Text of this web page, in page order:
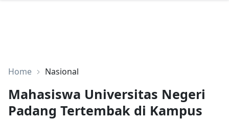
Home Nasional
Mahasiswa Universitas Negeri
Padang Tertembak di Kampus